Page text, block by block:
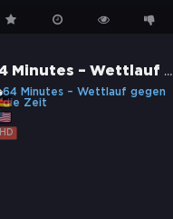
64 Minutes – Wettlauf gegen die Zeit
HD